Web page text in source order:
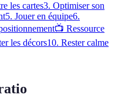
les cartes3. Optimiser son
5. Jouer en équipe6.
📺 Ressource
les décors10. Rester calme